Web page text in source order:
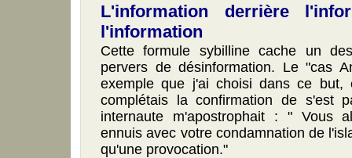
L'information derrière
l'information
Cette formule sybilline cache un
pervers de désinformation. Le "cas
exemple que j'ai choisi dans ce
complétais la confirmation de s'est
internaute m'apostrophait : " Vous
ennuis avec votre condamnation de
qu'une provocation."